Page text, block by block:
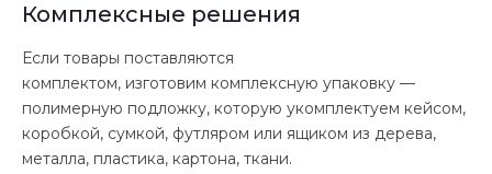
Комплексные решения
Если товары поставляются
комплектом, изготовим комплексную упаковку —
полимерную подложку, которую укомплектуем кейсом,
коробкой, сумкой, футляром или ящиком из дерева,
металла, пластика, картона, ткани.